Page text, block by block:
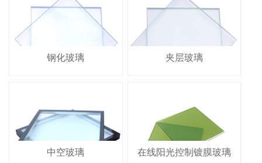
钢化玻璃 夹层玻璃
中空玻璃 在线阳光控制镀膜玻璃